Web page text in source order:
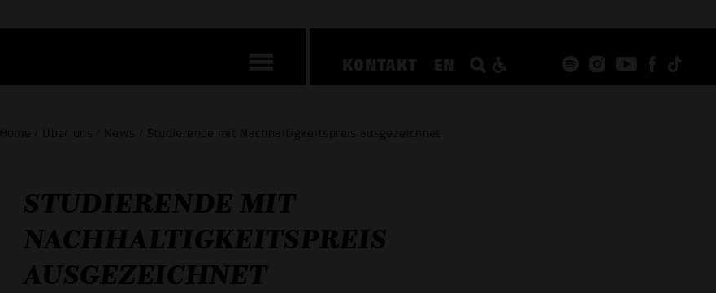
KONTAKT EN
Home / Über uns / News / Studierende mit Nachhaltigkeitspreis ausgezeichnet
STUDIERENDE MIT
NACHHALTIGKEITSPREIS
AUSGEZEICHNET